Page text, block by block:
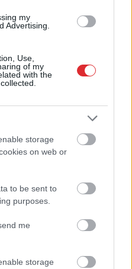
my
Advertising.
Use,
of my
with the
storage
on web or
to be sent to
purposes.
me
storage
tūkstoši eiro –
vai VID nepiesiesies
nav maksāti
tas ietekmēs manu
kāpēc mūs soda?”
ka tūkstošiem sieviešu
būvniecība!” No
kūdra maksās piecas
Ziņot